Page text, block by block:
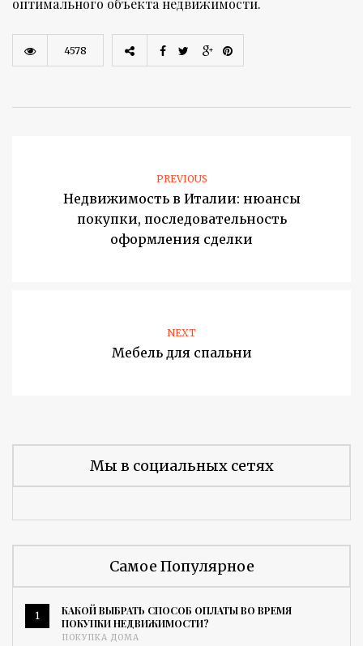
оптимального объекта недвижимости.
4578
PREVIOUS
Недвижимость в Италии: нюансы
покупки, последовательность
оформления сделки
NEXT
Мебель для спальни
Мы в социальных сетях
Самое Популярное
1
КАКОЙ ВЫБРАТЬ СПОСОБ ОПЛАТЫ ВО ВРЕМЯ
ПОКУПКИ НЕДВИЖИМОСТИ?
ПОКУПКА ДОМА